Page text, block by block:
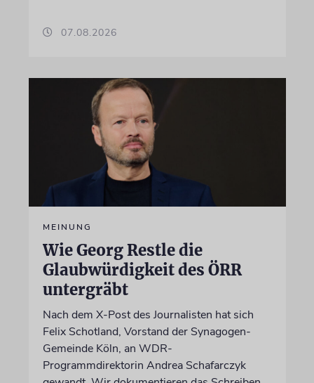
07.08.2026
MEINUNG
Wie Georg Restle die
Glaubwürdigkeit des ÖRR
untergräbt
Nach dem X-Post des Journalisten hat sich
Felix Schotland, Vorstand der Synagogen-
Gemeinde Köln, an WDR-
Programmdirektorin Andrea Schafarczyk